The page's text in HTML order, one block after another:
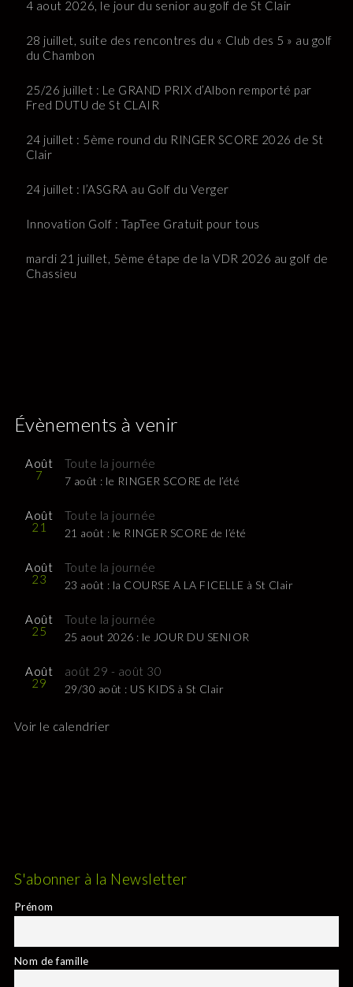
4 aout 2026, le jour du senior au golf de St Clair
28 juillet, suite des rencontres du « Club des 5 » au golf
du Chambon
25/26 juillet : Le GRAND PRIX d’Albon remporté par
Fred DUTU de St CLAIR
24 juillet : 5ème round du RINGER SCORE 2026 de St
Clair
24 juillet : l’ASGRA au Golf du Verger
Innovation Golf : TapTee Gratuit pour tous
mardi 21 juillet, 5ème étape de la VDR 2026 au golf de
Chassieu
Évènements à venir
Août
7
Toute la journée
7 août : le RINGER SCORE de l’été
Août
21
Toute la journée
21 août : le RINGER SCORE de l’été
Août
23
Toute la journée
23 août : la COURSE A LA FICELLE à St Clair
Août
25
Toute la journée
25 aout 2026 : le JOUR DU SENIOR
Août
29
août 29 - août 30
29/30 août : US KIDS à St Clair
Voir le calendrier
S'abonner à la Newsletter
Prénom
Nom de famille